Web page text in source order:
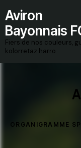
Aviron
Bayonnais
Fiers de nos couleurs,
kolorretaz harro
ORGANIGRAMME